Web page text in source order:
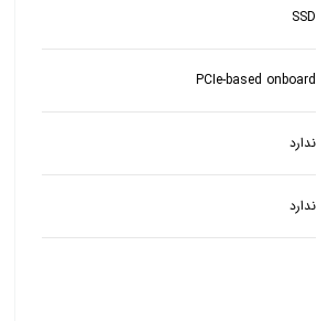
SSD
PCIe-based onboard
ندارد
ندارد